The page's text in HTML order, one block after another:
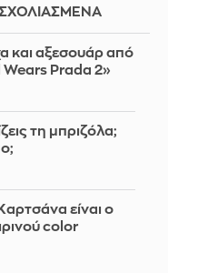
και αξεσουάρ από
Wears Prada 2»
τη μπριζόλα;
είναι ο
color